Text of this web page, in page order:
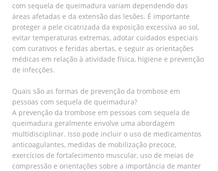
com sequela de queimadura variam dependendo das
áreas afetadas e da extensão das lesões. É importante
proteger a pele cicatrizada da exposição excessiva ao sol,
evitar temperaturas extremas, adotar cuidados especiais
com curativos e feridas abertas, e seguir as orientações
médicas em relação à atividade física, higiene e prevenção
de infecções.
Quais são as formas de prevenção da trombose em
pessoas com sequela de queimadura?
A prevenção da trombose em pessoas com sequela de
queimadura geralmente envolve uma abordagem
multidisciplinar. Isso pode incluir o uso de medicamentos
anticoagulantes, medidas de mobilização precoce,
exercícios de fortalecimento muscular, uso de meias de
compressão e orientações sobre a importância de manter